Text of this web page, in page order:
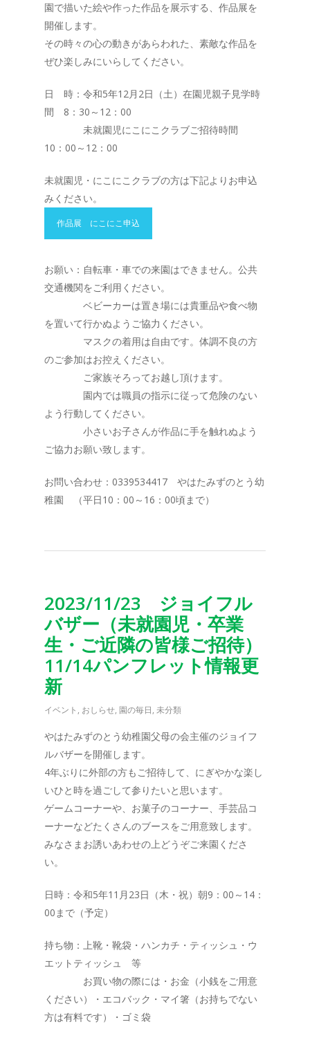
園で描いた絵や作った作品を展示する、作品展を
開催します。
その時々の心の動きがあらわれた、素敵な作品を
ぜひ楽しみにいらしてください。
日 時：令和5年12月2日（土）在園児親子見学時
間 8：30～12：00
未就園児にこにこクラブご招待時間
10：00～12：00
未就園児・にこにこクラブの方は下記よりお申込
みください。
作品展 にこにこ申込
お願い：自転車・車での来園はできません。公共
交通機関をご利用ください。
ベビーカーは置き場には貴重品や食べ物
を置いて行かぬようご協力ください。
マスクの着用は自由です。体調不良の方
のご参加はお控えください。
ご家族そろってお越し頂けます。
園内では職員の指示に従って危険のない
よう行動してください。
小さいお子さんが作品に手を触れぬよう
ご協力お願い致します。
お問い合わせ：0339534417 やはたみずのとう幼
稚園 （平日10：00～16：00頃まで）
2023/11/23 ジョイフル
バザー（未就園児・卒業
生・ご近隣の皆様ご招待）
11/14パンフレット情報更
新
イベント , おしらせ, 園の毎日, 未分類
やはたみずのとう幼稚園父母の会主催のジョイフ
ルバザーを開催します。
4年ぶりに外部の方もご招待して、にぎやかな楽し
いひと時を過ごして参りたいと思います。
ゲームコーナーや、お菓子のコーナー、手芸品コ
ーナーなどたくさんのブースをご用意致します。
みなさまお誘いあわせの上どうぞご来園くださ
い。
日時：令和5年11月23日（木・祝）朝9：00～14：
00まで（予定）
持ち物：上靴・靴袋・ハンカチ・ティッシュ・ウ
エットティッシュ 等
お買い物の際には・お金（小銭をご用意
ください）・エコバック・マイ箸（お持ちでない
方は有料です）・ゴミ袋